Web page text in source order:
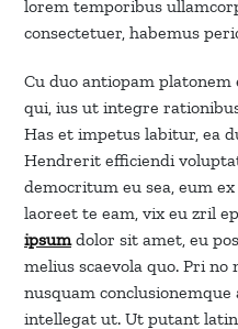
lorem temporibus
consectetuer, habemus
Cu duo antiopam
qui, ius ut integre
Has et impetus labitur, ea
Hendrerit efficiendi
democritum eu sea, eum
laoreet te eam, vix eu zril
ipsumdolor sit amet, eu
melius scaevola quo. Pri
nusquam
intellegat ut. Ut putant